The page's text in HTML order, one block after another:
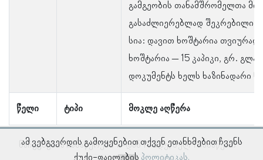
წელი ტიპი მოკლე აღწერა
გამგეობის თანამშრომელთა
გასაძლიერებლად შეკრებილი
სია: დავით ხოშტარია თვიურად
ხოშტარია – 15 კაპიკი, გრ.
დოკუმენტს ხელს ხაზინადარი
ნაჩვენებია ჩანაწერები 1–დან 1–მდე, სულ 1 ჩანაწერი
ამ ვებგვერდის გამოყენებით თქვენ ეთანხმებით ჩვენს
ქუქი-ფაილების პოლიტიკას.